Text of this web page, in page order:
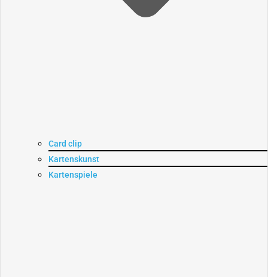
Card clip
Kartenskunst
Kartenspiele